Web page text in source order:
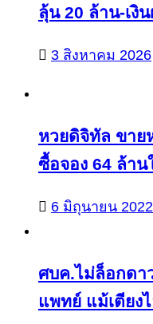
ลุ้น 20 ล้าน-เงิ
3 สิงหาคม 2026
หวยดิจิทัล ขาย
ซื้อจอง 64 ล้าน
6 มิถุนายน 2022
ศบค.ไม่ล็อกดา
แพทย์ แม้เตียง